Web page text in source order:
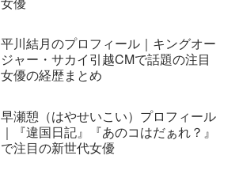
平川結月のプロフィール｜キングオー
ジャー・サカイ引越CMで話題の注目
女優の経歴まとめ
早瀬憩（はやせいこい）プロフィール
｜『違国日記』『あのコはだぁれ？』
で注目の新世代女優